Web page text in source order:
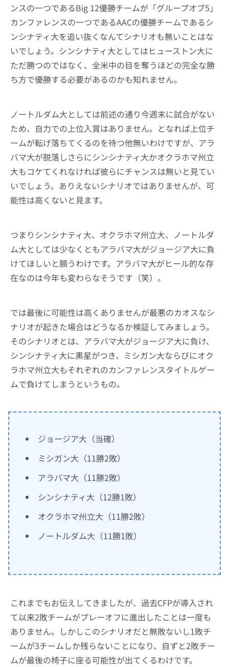
ンスの一つであるBig 12優勝チームが「グループオブ5」
カンファレンスの一つであるAACの優勝チームであるシ
ンシナティ大を追い抜くなんてシナリオも無いことはな
いでしょう。シンシナティ大としてはヒューストン大に
ただ勝つのではなく、全米中の目を奪うほどの完全な勝
ち方で優勝する必要があるのかも知れません。
ノートルダム大としては前述の通り今週末に試合がない
ため、自力での上位入賞はありません。となれば上位チ
ームが転げ落ちてくるのを待つ他無いわけですが、アラ
バマ大が脱落しさらにシンシナティ大かオクラホマ州立
大もコケてくれなければ彼らにチャンスは無いと見てい
いでしょう。ありえないシナリオではありませんが、可
能性は高くないと見ます。
つまりシンシナティ大、オクラホマ州立大、ノートルダ
ム大としては少なくともアラバマ大がジョージア大に負
けてほしいと願うわけです。アラバマ大がヒール的な存
在なのは今年も変わらなそうです（笑）。
では最後に可能性は高くありませんが最悪のカオスなシ
ナリオが起きた場合はどうなるか検証してみましょう。
そのシナリオとは、アラバマ大がジョージア大に負け、
シンシナティ大に黒星がつき、ミシガン大ならびにオク
ラホマ州立大もそれぞれのカンファレンスタイトルゲー
ムで負けてしまうというもの。
ジョージア大（当確）
ミシガン大（11勝2敗）
アラバマ大（11勝2敗）
シンシナティ大（12勝1敗）
オクラホマ州立大（11勝2敗）
ノートルダム大（11勝1敗）
これまでもお伝えしてきましたが、過去CFPが導入され
て以来2敗チームがプレーオフに進出したことは一度も
ありません。しかしこのシナリオだと無敗ないし1敗チ
ームが3チームしか残らないことになり、自ずと2敗チー
ムが最後の椅子に座る可能性が出てくるわけです。